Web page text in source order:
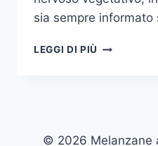
sia sempre informato
LEGGI DI PIÙ CURIAMO
© 2026 Melanzane